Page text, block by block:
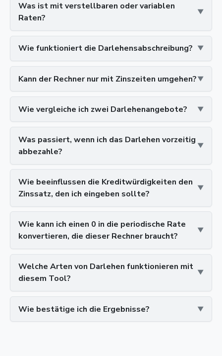
Was ist mit verstellbaren oder variablen
Raten?
Wie funktioniert die Darlehensabschreibung?
Kann der Rechner nur mit Zinszeiten umgehen?
Wie vergleiche ich zwei Darlehenangebote?
Was passiert, wenn ich das Darlehen vorzeitig
abbezahle?
Wie beeinflussen die Kreditwürdigkeiten den
Zinssatz, den ich eingeben sollte?
Wie kann ich einen 0 in die periodische Rate
konvertieren, die dieser Rechner braucht?
Welche Arten von Darlehen funktionieren mit
diesem Tool?
Wie bestätige ich die Ergebnisse?